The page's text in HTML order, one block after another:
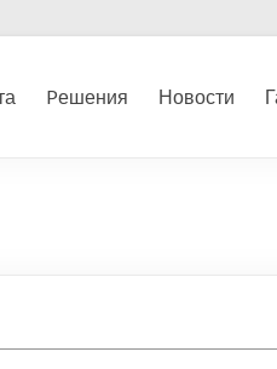
Pешения Новости